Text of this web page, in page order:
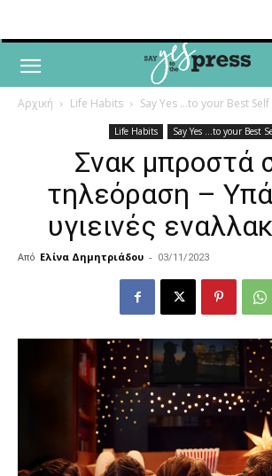
Αρχική Life Habits Say Yes ...to your Best Self
Life Habits Say Yes ...to your Best
Σνακ μπροστά
τηλεόραση –
υγιεινές
Από Ελίνα Δημητριάδου - 03/11/2023